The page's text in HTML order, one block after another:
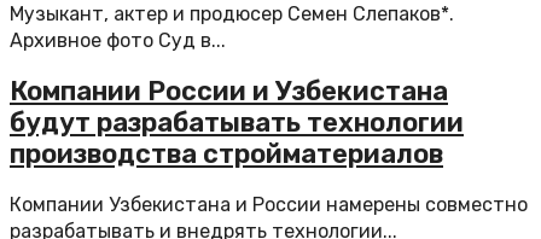
Музыкант, актер и продюсер Семен Слепаков*.
Архивное фото Суд в...
Компании России и Узбекистана
будут разрабатывать технологии
производства стройматериалов
Компании Узбекистана и России намерены совместно
разрабатывать и внедрять технологии...